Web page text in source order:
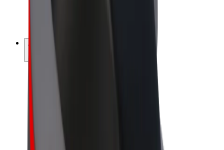
გამოიმუშავე Bolt-თან ერთად
კურიერები